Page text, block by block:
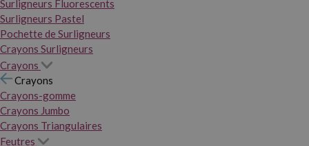
Surligneurs Fluorescents
Surligneurs Pastel
Pochette de Surligneurs
Crayons Surligneurs
Crayons
Crayons
Crayons-gomme
Crayons Jumbo
Crayons Triangulaires
Feutres